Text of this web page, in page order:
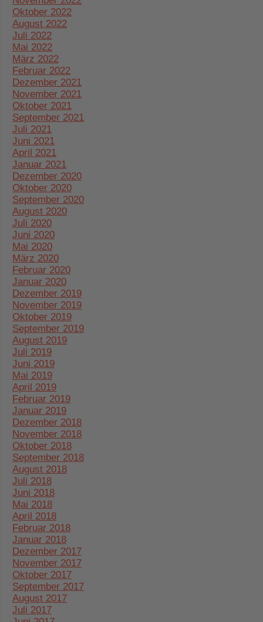
Oktober 2022
August 2022
Juli 2022
Mai 2022
März 2022
Februar 2022
Dezember 2021
November 2021
Oktober 2021
September 2021
Juli 2021
Juni 2021
April 2021
Januar 2021
Dezember 2020
Oktober 2020
September 2020
August 2020
Juli 2020
Juni 2020
Mai 2020
März 2020
Februar 2020
Januar 2020
Dezember 2019
November 2019
Oktober 2019
September 2019
August 2019
Juli 2019
Juni 2019
Mai 2019
April 2019
Februar 2019
Januar 2019
Dezember 2018
November 2018
Oktober 2018
September 2018
August 2018
Juli 2018
Juni 2018
Mai 2018
April 2018
Februar 2018
Januar 2018
Dezember 2017
November 2017
Oktober 2017
September 2017
August 2017
Juli 2017